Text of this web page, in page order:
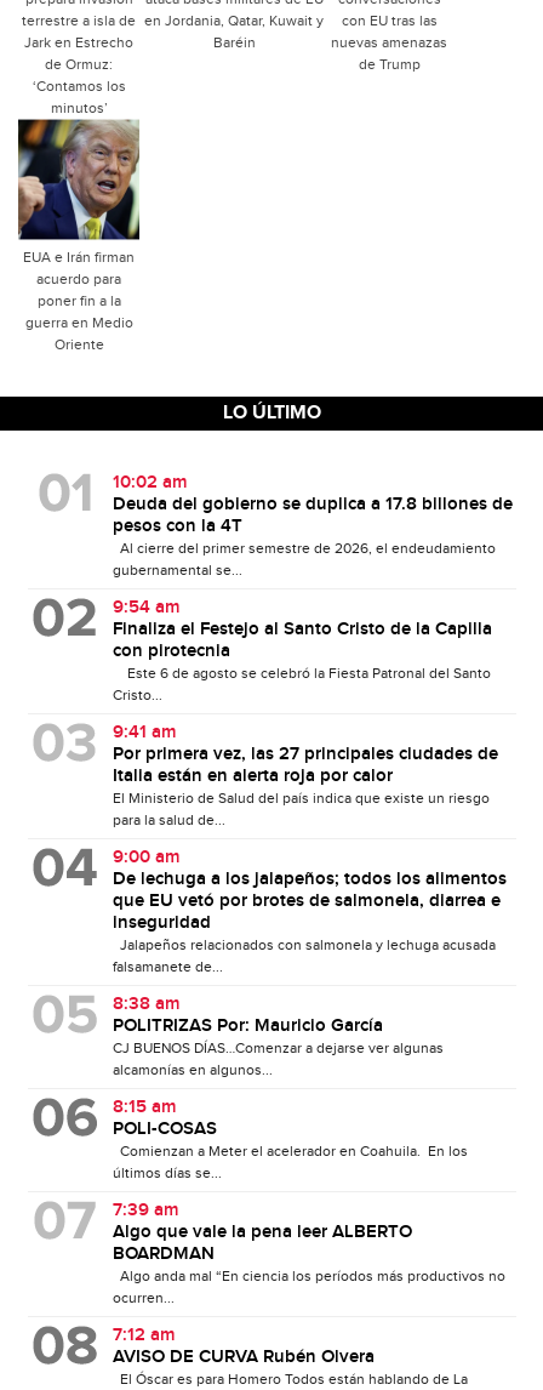
terrestre a isla de
Jark en Estrecho
de Ormuz:
‘Contamos los
minutos’
en Jordania, Qatar, Kuwait y
Baréin
con EU tras las
nuevas amenazas
de Trump
EUA e Irán firman
acuerdo para
poner fin a la
guerra en Medio
Oriente
LO ÚLTIMO
10:02 am
Deuda del gobierno se duplica a 17.8 billones de
pesos con la 4T
Al cierre del primer semestre de 2026, el endeudamiento
gubernamental se...
9:54 am
Finaliza el Festejo al Santo Cristo de la Capilla
con pirotecnia
Este 6 de agosto se celebró la Fiesta Patronal del Santo
Cristo...
9:41 am
Por primera vez, las 27 principales ciudades de
Italia están en alerta roja por calor
El Ministerio de Salud del país indica que existe un riesgo
para la salud de...
9:00 am
De lechuga a los jalapeños; todos los alimentos
que EU vetó por brotes de salmonela, diarrea e
inseguridad
Jalapeños relacionados con salmonela y lechuga acusada
falsamanete de...
8:38 am
POLITRIZAS Por: Mauricio García
CJ BUENOS DÍAS…Comenzar a dejarse ver algunas
alcamonías en algunos...
8:15 am
POLI-COSAS
Comienzan a Meter el acelerador en Coahuila. En los
últimos días se...
7:39 am
Algo que vale la pena leer ALBERTO
BOARDMAN
Algo anda mal “En ciencia los períodos más productivos no
ocurren...
7:12 am
AVISO DE CURVA Rubén Olvera
El Óscar es para Homero Todos están hablando de La